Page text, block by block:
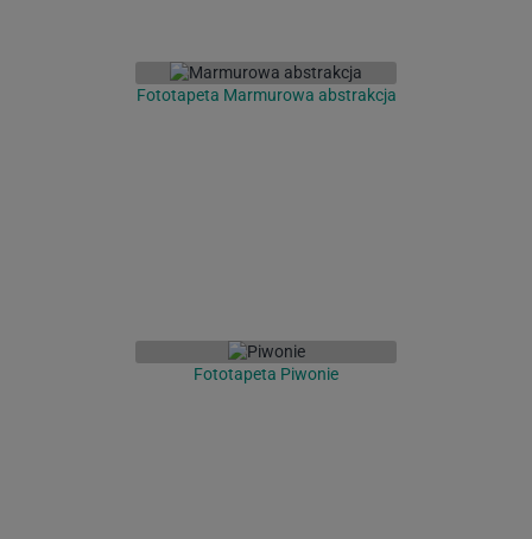
Fototapeta Marmurowa abstrakcja
Fototapeta Piwonie